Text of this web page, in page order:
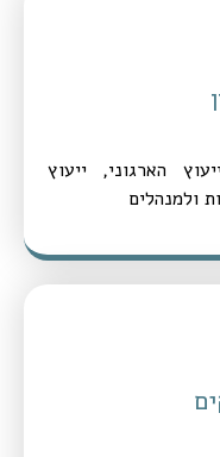
הארגוני, ייעוץ
ולמנהלים